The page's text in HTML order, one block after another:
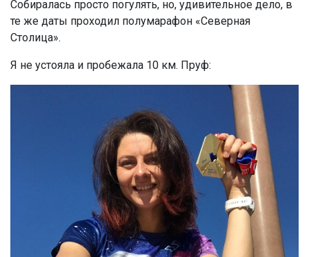
Собиралась просто погулять, но, удивительное дело, в
те же даты проходил полумарафон «Северная
Столица».
Я не устояла и пробежала 10 км. Пруф: